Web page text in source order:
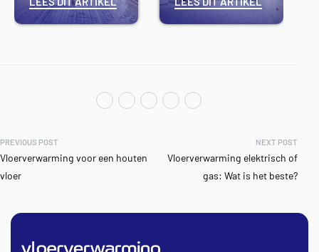
PREVIOUS POST
Vloerverwarming voor een houten
vloer
NEXT POST
Vloerverwarming elektrisch of
gas: Wat is het beste?